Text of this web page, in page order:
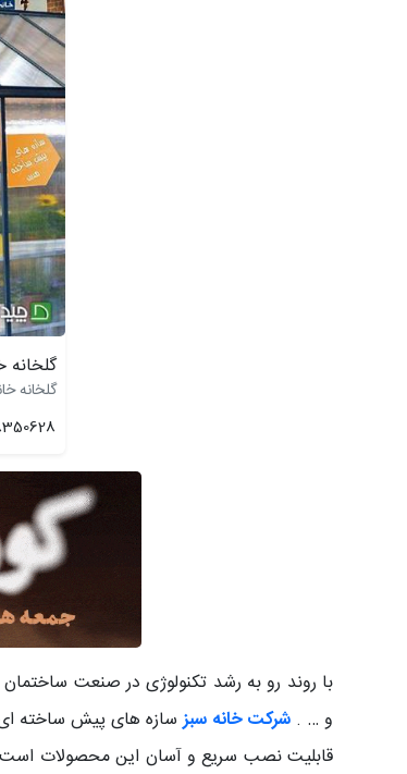
گلخانه
گلخانه
با روند رو به رشد تکنولوژی در صنعت
و … .شرکت خانه سبزسازه های پیش ساخته ای
قابلیت نصب سریع و آسان این محصولات